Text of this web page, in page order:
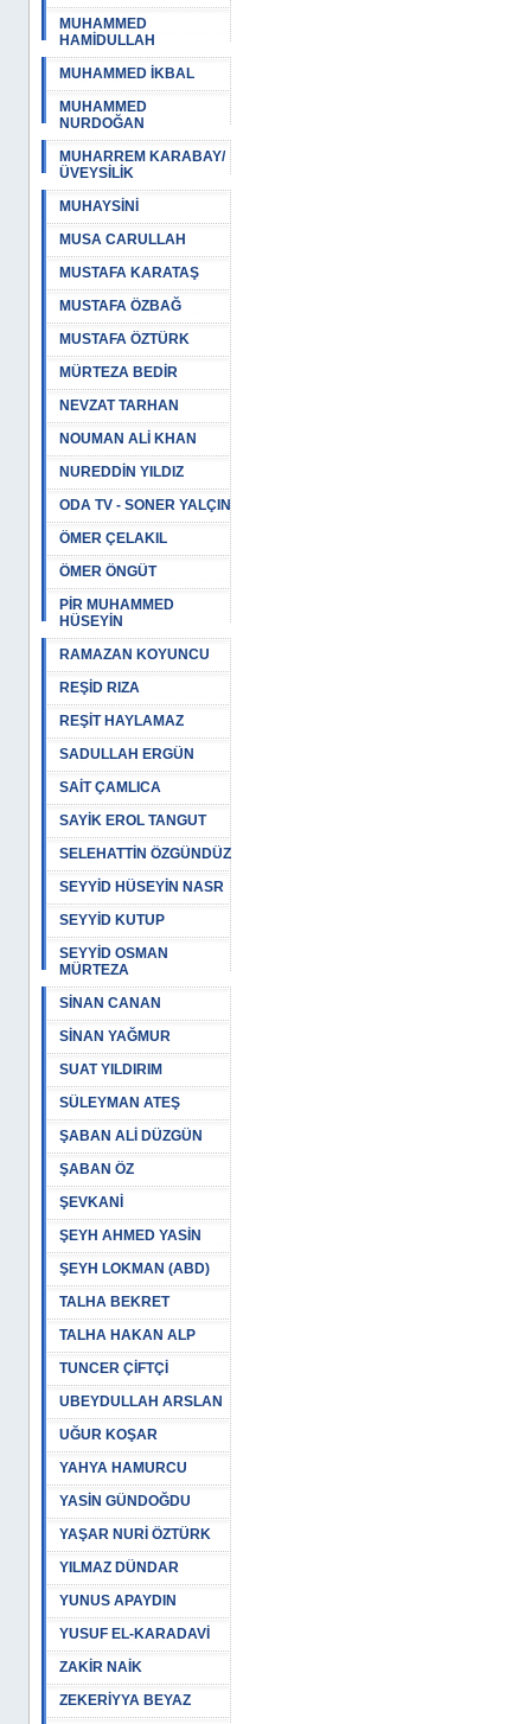
MUHAMMED
HAMİDULLAH
MUHAMMED İKBAL
MUHAMMED
NURDOĞAN
MUHARREM KARABAY/
ÜVEYSİLİK
MUHAYSİNİ
MUSA CARULLAH
MUSTAFA KARATAŞ
MUSTAFA ÖZBAĞ
MUSTAFA ÖZTÜRK
MÜRTEZA BEDİR
NEVZAT TARHAN
NOUMAN ALİ KHAN
NUREDDİN YILDIZ
ODA TV - SONER YALÇIN
ÖMER ÇELAKIL
ÖMER ÖNGÜT
PİR MUHAMMED
HÜSEYİN
RAMAZAN KOYUNCU
REŞİD RIZA
REŞİT HAYLAMAZ
SADULLAH ERGÜN
SAİT ÇAMLICA
SAYİK EROL TANGUT
SELEHATTİN ÖZGÜNDÜZ
SEYYİD HÜSEYİN NASR
SEYYİD KUTUP
SEYYİD OSMAN
MÜRTEZA
SİNAN CANAN
SİNAN YAĞMUR
SUAT YILDIRIM
SÜLEYMAN ATEŞ
ŞABAN ALİ DÜZGÜN
ŞABAN ÖZ
ŞEVKANİ
ŞEYH AHMED YASİN
ŞEYH LOKMAN (ABD)
TALHA BEKRET
TALHA HAKAN ALP
TUNCER ÇİFTÇİ
UBEYDULLAH ARSLAN
UĞUR KOŞAR
YAHYA HAMURCU
YASİN GÜNDOĞDU
YAŞAR NURİ ÖZTÜRK
YILMAZ DÜNDAR
YUNUS APAYDIN
YUSUF EL-KARADAVİ
ZAKİR NAİK
ZEKERİYYA BEYAZ